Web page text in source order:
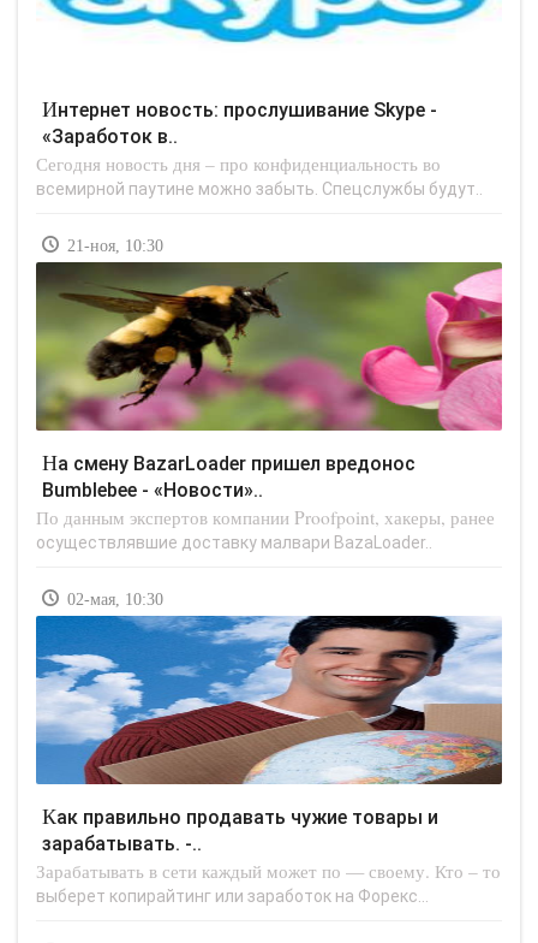
Интернет новость: прослушивание Skype -
«Заработок в..
Сегодня новость дня – про конфиденциальность во
всемирной паутине можно забыть. Спецслужбы будут..
21-ноя, 10:30
На смену BazarLoader пришел вредонос
Bumblebee - «Новости»..
По данным экспертов компании Proofpoint, хакеры, ранее
осуществлявшие доставку малвари BazaLoader..
02-мая, 10:30
Как правильно продавать чужие товары и
зарабатывать. -..
Зарабатывать в сети каждый может по — своему. Кто – то
выберет копирайтинг или заработок на Форекс...